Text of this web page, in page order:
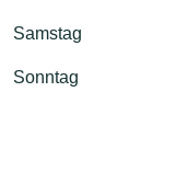
Samstag
Sonntag